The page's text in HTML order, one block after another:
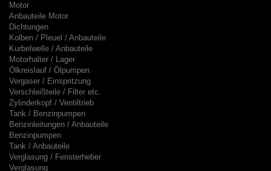
Motor
Anbauteile Motor
Dichtungen
Kolben / Pleuel / Anbauteile
Kurbelwelle / Anbauteile
Motorhalter / Lager
Ölkreislauf / Ölpumpen
Vergaser / Einspritzung
Verschleißteile / Filter etc.
Zylinderkopf / Ventiltrieb
Tank / Benzinpumpen
Benzinleitungen / Anbauteile
Benzinpumpen
Tank / Anbauteile
Verglasung / Fensterheber
Verglasung